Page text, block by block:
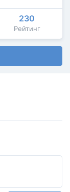
230
Рейтинг